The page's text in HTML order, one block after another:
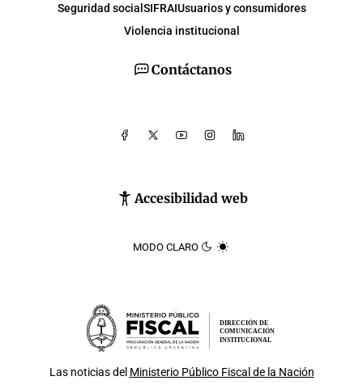
Contáctanos
Accesibilidad web
MODO CLARO
Seguridad social SIFRAIUsuarios y consumidores
Violencia institucional
DIRECCIÓN DE
COMUNICACIÓN
INSTITUCIONAL
Las noticias del Ministerio Público Fiscal de la Nación